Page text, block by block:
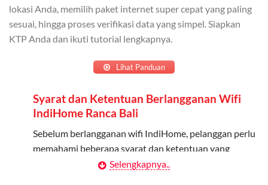
Kuota keluarga bisa digunakan di seluruh Indonesia
untuk jaringan 2G, 3G, dan 4G.
Kuota ini hanya bisa digunakan di dalam negeri.
Cara Menggunakan Kuota Keluarga
Daftarkan Anggota: Admin dapat mendaftarkan anggota
melalui aplikasi MyTelkomsel atau website Telkomsel One.
Bagikan Kuota: Setelah terdaftar, anggota bisa langsung
lokasi Anda, memilih paket internet super cepat yang paling
sesuai, hingga proses verifikasi data yang simpel. Siapkan
KTP Anda dan ikuti tutorial lengkapnya.
Lihat Panduan
Syarat dan Ketentuan Berlangganan Wifi
IndiHome Ranca Bali
Sebelum berlangganan wifi IndiHome, pelanggan perlu
memahami beberapa syarat dan ketentuan yang
Selengkapnya..